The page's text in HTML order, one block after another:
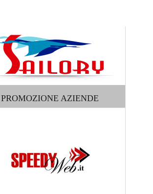
PROMOZIONE AZIENDE